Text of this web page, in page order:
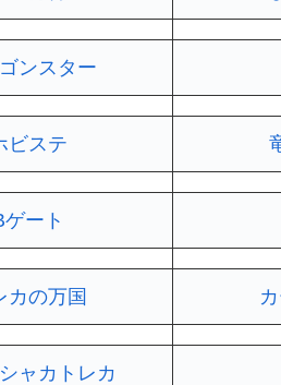
ンスター
ビステ
ゲート
カの万国
ャカトレカ